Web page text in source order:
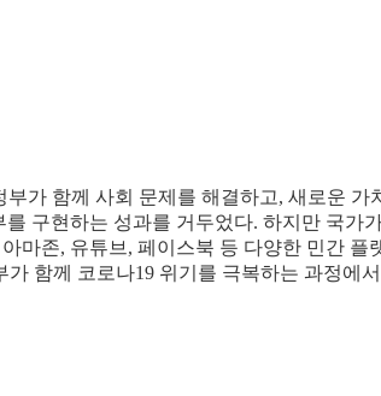
가 함께 사회 문제를 해결하고, 새로운 가
구현하는 성과를 거두었다. 하지만 국가
마존, 유튜브, 페이스북 등 다양한 민간 플
함께 코로나19 위기를 극복하는 과정에